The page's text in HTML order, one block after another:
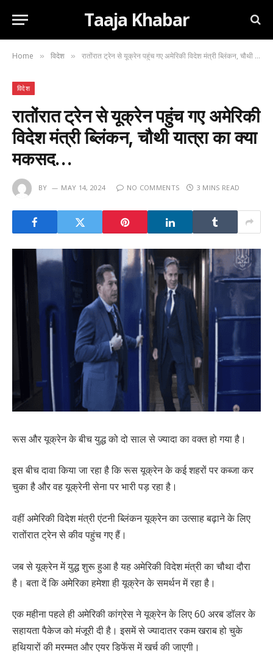
Taaja Khabar
Home » विदेश » रातोंरात ट्रेन से यूक्रेन पहुंच गए अमेरिकी विदेश मंत्री ब्लिंकन, चौथी यात्रा का क्या मकसद…
विदेश
रातोंरात ट्रेन से यूक्रेन पहुंच गए अमेरिकी
विदेश मंत्री ब्लिंकन, चौथी यात्रा का क्या
मकसद…
BY MAY 14, 2024 NO COMMENTS 3 MINS READ
रूस और यूक्रेन के बीच युद्ध को दो साल से ज्यादा का वक्त हो गया है।
इस बीच दावा किया जा रहा है कि रूस यूक्रेन के कई शहरों पर कब्जा कर
चुका है और वह यूक्रेनी सेना पर भारी पड़ रहा है।
वहीं अमेरिकी विदेश मंत्री एंटनी ब्लिंकन यूक्रेन का उत्साह बढ़ाने के लिए
रातोंरात ट्रेन से कीव पहुंच गए हैं।
जब से यूक्रेन में युद्ध शुरू हुआ है यह अमेरिकी विदेश मंत्री का चौथा दौरा
है। बता दें कि अमेरिका हमेशा ही यूक्रेन के समर्थन में रहा है।
एक महीना पहले ही अमेरिकी कांग्रेस ने यूक्रेन के लिए 60 अरब डॉलर के
सहायता पैकेज को मंजूरी दी है। इसमें से ज्यादातर रकम खराब हो चुके
हथियारों की मरम्मत और एयर डिफेंस में खर्च की जाएगी।